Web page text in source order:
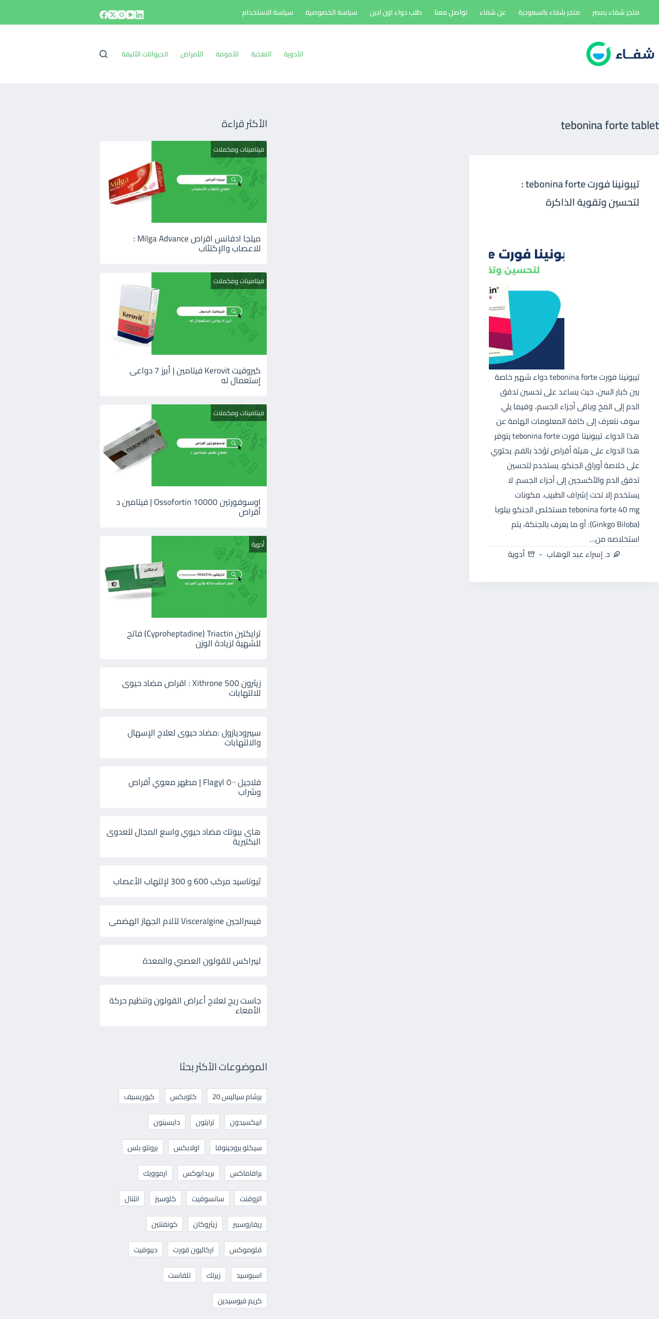
إلى
متجر شفاء بمصر متجر شفاء بالسعودية عن شفاء تواصل معنا طلب دواء اون لاين سياسة الخصوصية سياسة الاستخدام
الأدوية التغذية الأمومة الأمراض الحيوانات الأليفة
tebonina forte tablet
تيبونينا فورت tebonina forte :
لتحسين وتقوية الذاكرة
تيبونينا فورت tebonina forte دواء شهير خاصة
بين كبار السن، حيث يساعد على تحسين تدفق
الدم إلى المخ وباقى أجزاء الجسم، وفيما يلي
سوف نتعرف إلى كافة المعلومات الهامة عن
هذا الدواء. تيبونينا فورت tebonina forte يتوفر
هذا الدواء على هيئة أقراص تؤخذ بالفم. يحتوي
على خلاصة أوراق الجنكو. يستخدم لتحسين
تدفق الدم والأكسجين إلى أجزاء الجسم. لا
يستخدم إلا تحت إشراف الطبيب. مكونات
tebonina forte 40 mg مستخلص الجنكو بيلوبا
(Ginkgo Biloba): أو ما يعرف بالجنكة، يتم
استخلاصه من…
د. إسراء عبد الوهاب
أدوية
الأكثر قراءة
فيتامينات ومكملات
ميلجا ادفانس اقراص Milga Advance :
للاعصاب والإكتئاب
فيتامينات ومكملات
كيروفيت Kerovit فيتامين | أبرز 7 دواعى
إستعمال له
فيتامينات ومكملات
اوسوفورتين 10000 Ossofortin | فيتامين د
أقراص
أدوية
ترايكتين Cyproheptadine) Triactin) فاتح
للشهية لزيادة الوزن
زيثرون 500 Xithrone : اقراص مضاد حيوى
للالتهابات
سيبروديازول :مضاد حيوى لعلاج الإسهال
والالتهابات
فلاجيل ٥٠٠ Flagyl | مطهر معوي أقراص
وشراب
هاى بيوتك مضاد حيوي واسع المجال للعدوى
البكتيرية
ثيوتاسيد مركب 600 و 300 لإلتهاب الأعصاب
فيسرالجين Visceralgine لآلام الجهاز الهضمى
ليبراكس للقولون العصبي والمعدة
جاست ريج لعلاج أعراض القولون وتنظيم حركة
الأمعاء
الموضوعات الأكثر بحثا
برشام سياليس 20 كلوبكس
كيوريسيف
ابيكسيدون
ترايتون
دايسينون
سيكلو بروجينوفا
اولابكس
برونتو بلس
برافاماكس
بريدابوكس
ارموويك
اتروفنت
سانسوفيت كلوسيز
انتنال
ريفاروسبير
زيثروكان
كونفنتين
فلوموكس
اركاليون فورت
ديبوفيت
اسبوسيد
زيرتك
تلفاست
كريم فيوسيدين